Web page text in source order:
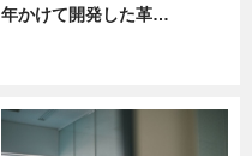
年かけて開発した革…